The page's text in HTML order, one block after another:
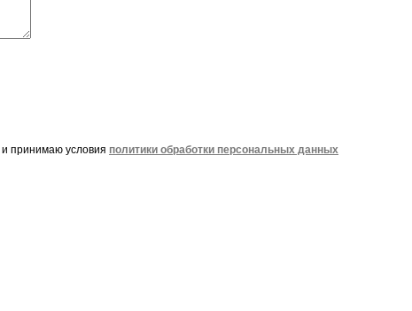
и принимаю условия политики обработки персональных данных